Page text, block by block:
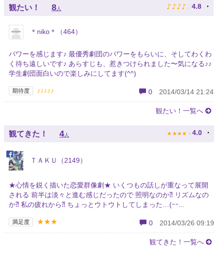
観たい！ 8人 ♪ ♪ ♪ ♪ ♪ 4.8
＊niko＊（464）
パワーを感じます♪ 最優秀劇団のパワーをもらいに、そしてわくわ
く待ち遠しいです♪ あらすじも、惹きつけられました〜気になる♪♪
学生劇団面白いので楽しみにしてます(^^)
期待度 ♪♪♪♪♪ 0 2014/03/14 21:24
観たい！一覧へ
観てきた！ 4 人 ★ ★ ★ ★ ★ 4.0
ＴＡＫＵ（2149）
★心情を鋭く描いた恋愛群像劇★ いくつもの話しが重なって展開
される 前半は淡々と進む感じだったので 照明なのか⁈ リズムなの
か⁈ 私の疲れから⁈ ちょっとウトウトしてしまった…(ｰｰ...
満足度 ★★★ 0 2014/03/26 09:19
観てきた！一覧へ